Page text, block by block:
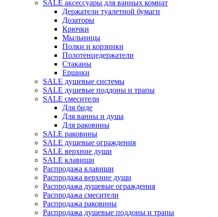
SALE аксессуары для ванных комнат
Держатели туалетной бумаги
Дозаторы
Крючки
Мыльницы
Полки и корзинки
Полотенцедержатели
Стаканы
Ершики
SALE душевые системы
SALE душевые поддоны и трапы
SALE смесители
Для биде
Для ванны и душа
Для раковины
SALE раковины
SALE душевые ограждения
SALE верхние души
SALE клавиши
Распродажа клавиши
Распродажа верхние души
Распродажа душевые ограждения
Распродажа смесители
Распродажа раковины
Распродажа душевые поддоны и трапы